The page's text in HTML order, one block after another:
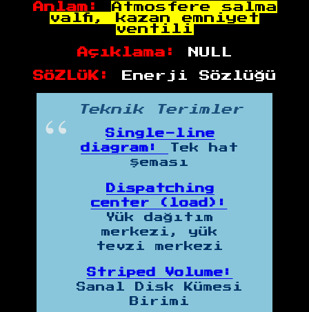
Anlam:
Atmosfere salma
valfi, kazan emniyet
ventili
Açıklama: NULL
SÖZLÜK: Enerji Sözlüğü
Teknik Terimler
Single-line
diagram:
Tek hat
şeması
Dispatching
center (load):
Yük dağıtım
merkezi, yük
tevzi merkezi
Striped Volume:
Sanal Disk Kümesi
Birimi